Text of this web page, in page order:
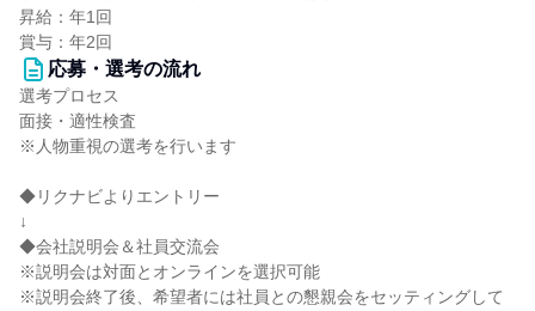
昇給：年1回
賞与：年2回
応募・選考の流れ
選考プロセス
面接・適性検査
※人物重視の選考を行います
◆リクナビよりエントリー
↓
◆会社説明会＆社員交流会
※説明会は対面とオンラインを選択可能
※説明会終了後、希望者には社員との懇親会をセッティングして